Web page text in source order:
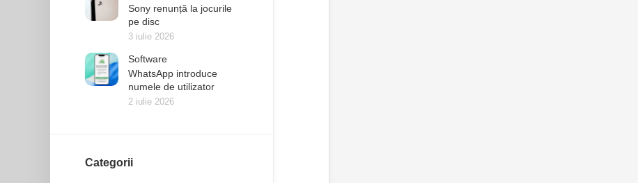
Sony renunță la jocurile
pe disc
3 iulie 2026
Software
WhatsApp introduce
numele de utilizator
2 iulie 2026
Categorii